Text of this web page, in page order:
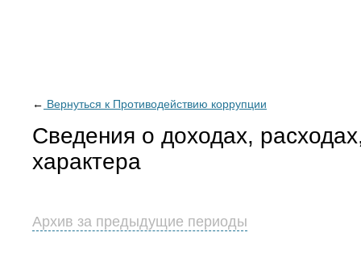
← Вернуться к Противодействию коррупции
Сведения о доходах,
характера
Архив за предыдущие периоды